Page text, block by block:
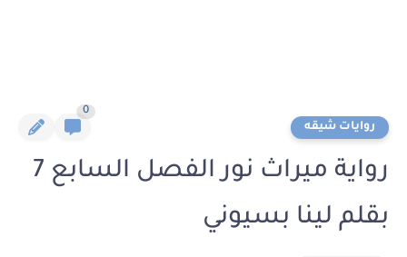
روايات شيقه
0
رواية ميراث نور الفصل السابع 7
بقلم لينا بسيوني